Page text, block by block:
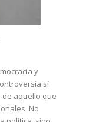
y
sí
de aquello que
No